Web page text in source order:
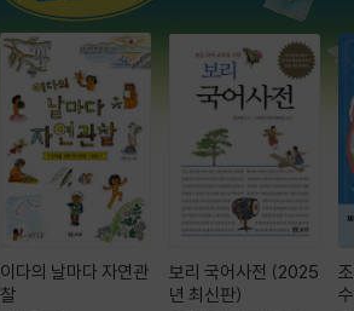
이다의 날마다 자연관
찰
보리 국어사전 (2025
년 최신판)